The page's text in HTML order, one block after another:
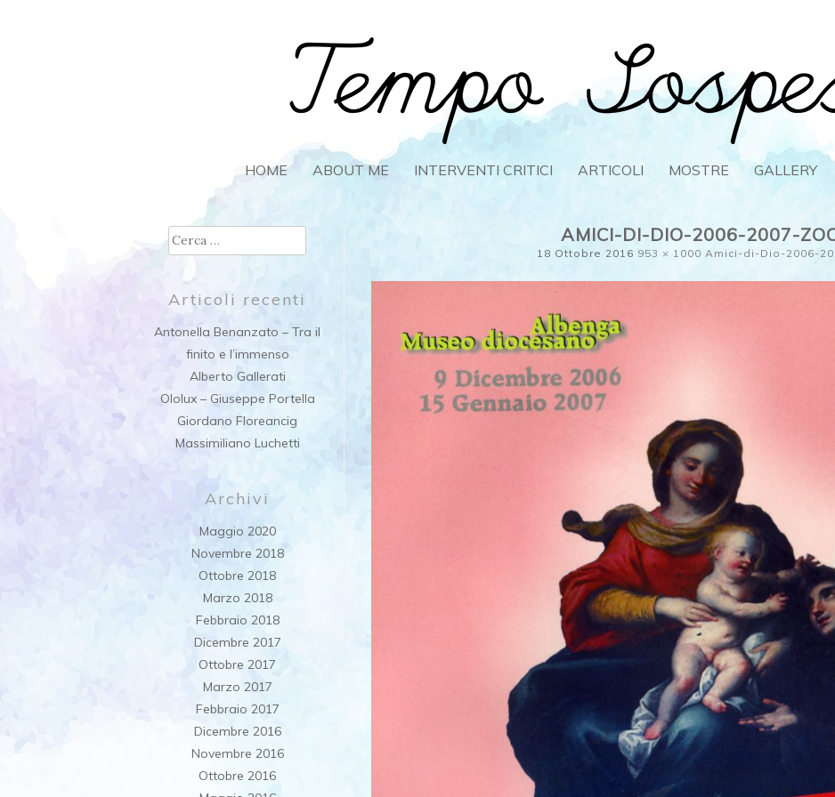
TEMPO SOSPESO
L'arte secondo Francesca Bogliolo
CONTENT
HOME ABOUT ME INTERVENTI CRITICI ARTICOLI MOSTRE GALLERY
AMICI-DI-DIO-2006-2007-
18 Ottobre 2016 953 × 1000 Amici-di-Dio-2006-
Ricerca
per:
Articoli recenti
Antonella Benanzato – Tra il
finito e l’immenso
Alberto Gallerati
Ololux – Giuseppe Portella
Giordano Floreancig
Massimiliano Luchetti
Archivi
Maggio 2020
Novembre 2018
Ottobre 2018
Marzo 2018
Febbraio 2018
Dicembre 2017
Ottobre 2017
Marzo 2017
Febbraio 2017
Dicembre 2016
Novembre 2016
Ottobre 2016